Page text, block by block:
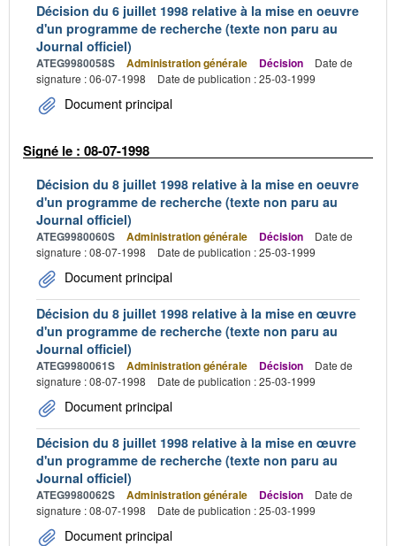
Décision du 6 juillet 1998 relative à la mise en oeuvre
d'un programme de recherche (texte non paru au
Journal officiel)
ATEG9980058S Administration générale Décision
Date de
signature : 06-07-1998
Date de publication : 25-03-1999
Document principal
Signé le : 08-07-1998
Décision du 8 juillet 1998 relative à la mise en oeuvre
d'un programme de recherche (texte non paru au
Journal officiel)
ATEG9980060S Administration générale Décision
Date de
signature : 08-07-1998
Date de publication : 25-03-1999
Document principal
Décision du 8 juillet 1998 relative à la mise en œuvre
d'un programme de recherche (texte non paru au
Journal officiel)
ATEG9980061S Administration générale Décision
Date de
signature : 08-07-1998
Date de publication : 25-03-1999
Document principal
Décision du 8 juillet 1998 relative à la mise en œuvre
d'un programme de recherche (texte non paru au
Journal officiel)
ATEG9980062S Administration générale Décision
Date de
signature : 08-07-1998
Date de publication : 25-03-1999
Document principal